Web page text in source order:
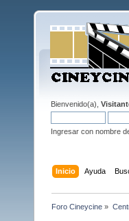
Bienvenido(a),
Ingresar con nombre
Inicio Ayuda
Foro Cineycine »